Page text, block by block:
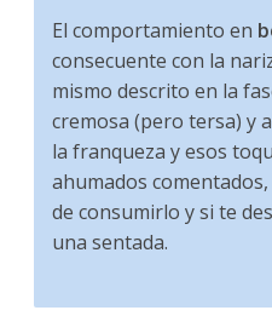
El comportamiento en
consecuente con la
mismo descrito en la
cremosa (pero tersa) y
la franqueza y esos
ahumados
de consumirlo y si te
una sentada.